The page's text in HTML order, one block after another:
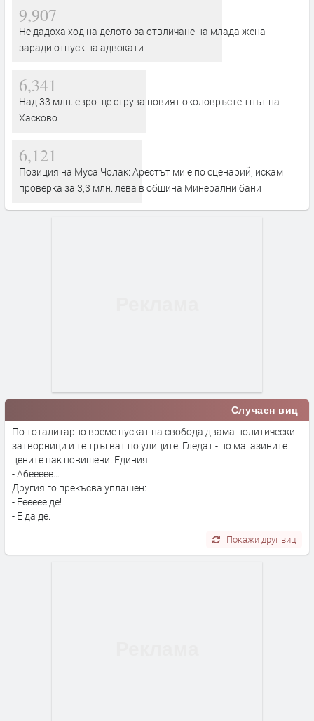
9,907
Не дадоха ход на делото за отвличане на млада жена
заради отпуск на адвокати
6,341
Над 33 млн. евро ще струва новият околовръстен път на
Хасково
6,121
Позиция на Муса Чолак: Арестът ми е по сценарий, искам
проверка за 3,3 млн. лева в община Минерални бани
Случаен виц
По тоталитарно време пускат на свобода двама политически
затворници и те тръгват по улиците. Гледат - по магазините
цените пак повишени. Единия:
- Абеееее…
Другия го прекъсва уплашен:
- Ееееее де!
- Е да де.
Покажи друг виц